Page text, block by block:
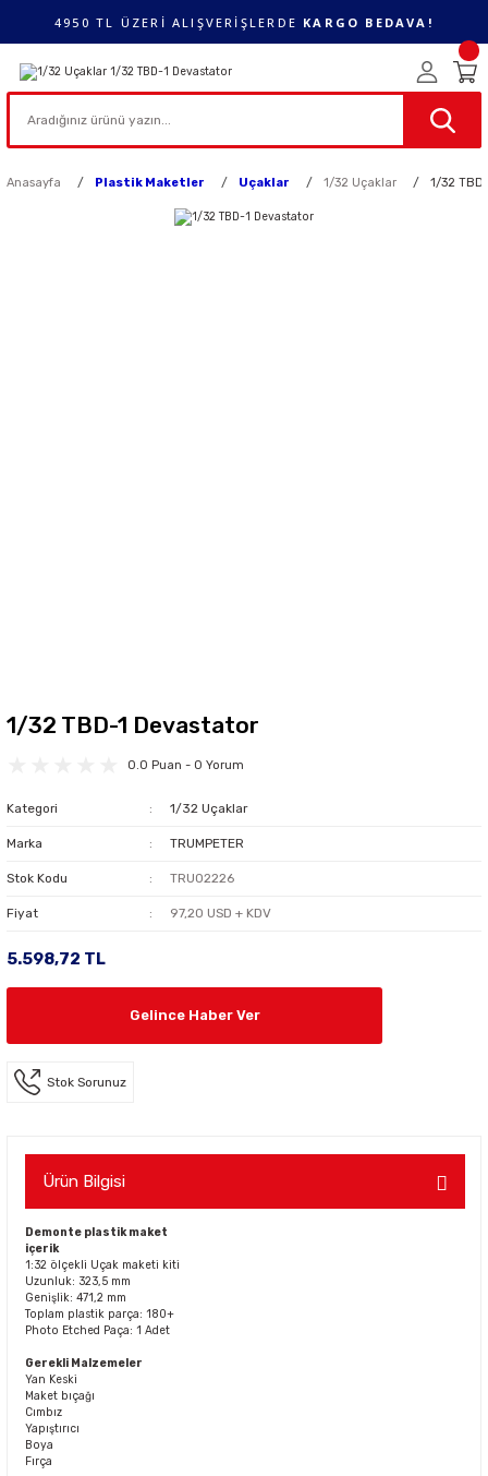
4950 TL ÜZERİ ALIŞVERİŞLERDE KARGO BEDAVA!
Anasayfa Plastik Maketler Uçaklar 1/32 Uçaklar 1/32
1/32 TBD-1 Devastator
0.0 Puan - 0 Yorum
Kategori 1/32 Uçaklar
Marka TRUMPETER
Stok Kodu TRU02226
Fiyat 97,20 USD + KDV
5.598,72 TL
Gelince Haber Ver
Stok Sorunuz
Ürün Bilgisi
Demonte plastik maket
içerik
1:32 ölçekli Uçak maketi kiti
Uzunluk: 323,5 mm
Genişlik: 471,2 mm
Toplam plastik parça: 180+
Photo Etched Paça: 1 Adet
Gerekli Malzemeler
Yan Keski
Maket bıçağı
Cımbız
Yapıştırıcı
Boya
Fırça